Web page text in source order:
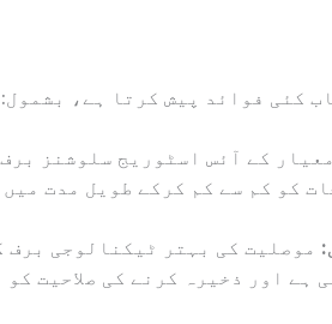
کئی فوائد پیش کرتا ہے، بشمول:
کے آئس اسٹوریج سلوشنز
کو کم سے کم کرکے طویل مدت میں
موصلیت کی بہتر ٹیکنالوجی برف
ہے اور ذخیرہ کرنے کی صلاحیت